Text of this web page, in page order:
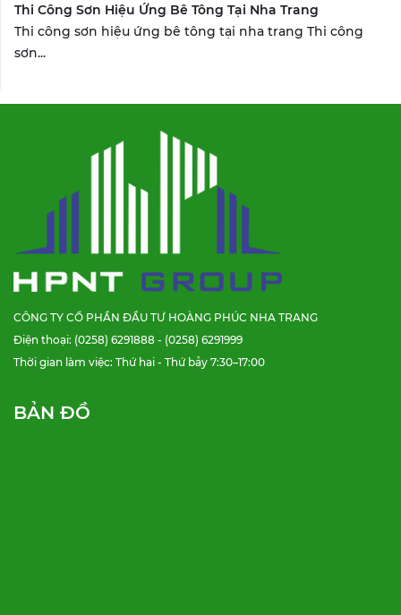
Thi Công Sơn Hiệu Ứng Bê Tông Tại Nha Trang
Thi công sơn hiệu ứng bê tông tại nha trang Thi công
sơn...
CÔNG TY CỔ PHẦN ĐẦU TƯ HOÀNG PHÚC NHA TRANG
Điện thoại: (0258) 6291888 - (0258) 6291999
Thời gian làm việc: Thứ hai - Thứ bảy 7:30–17:00
BẢN ĐỒ